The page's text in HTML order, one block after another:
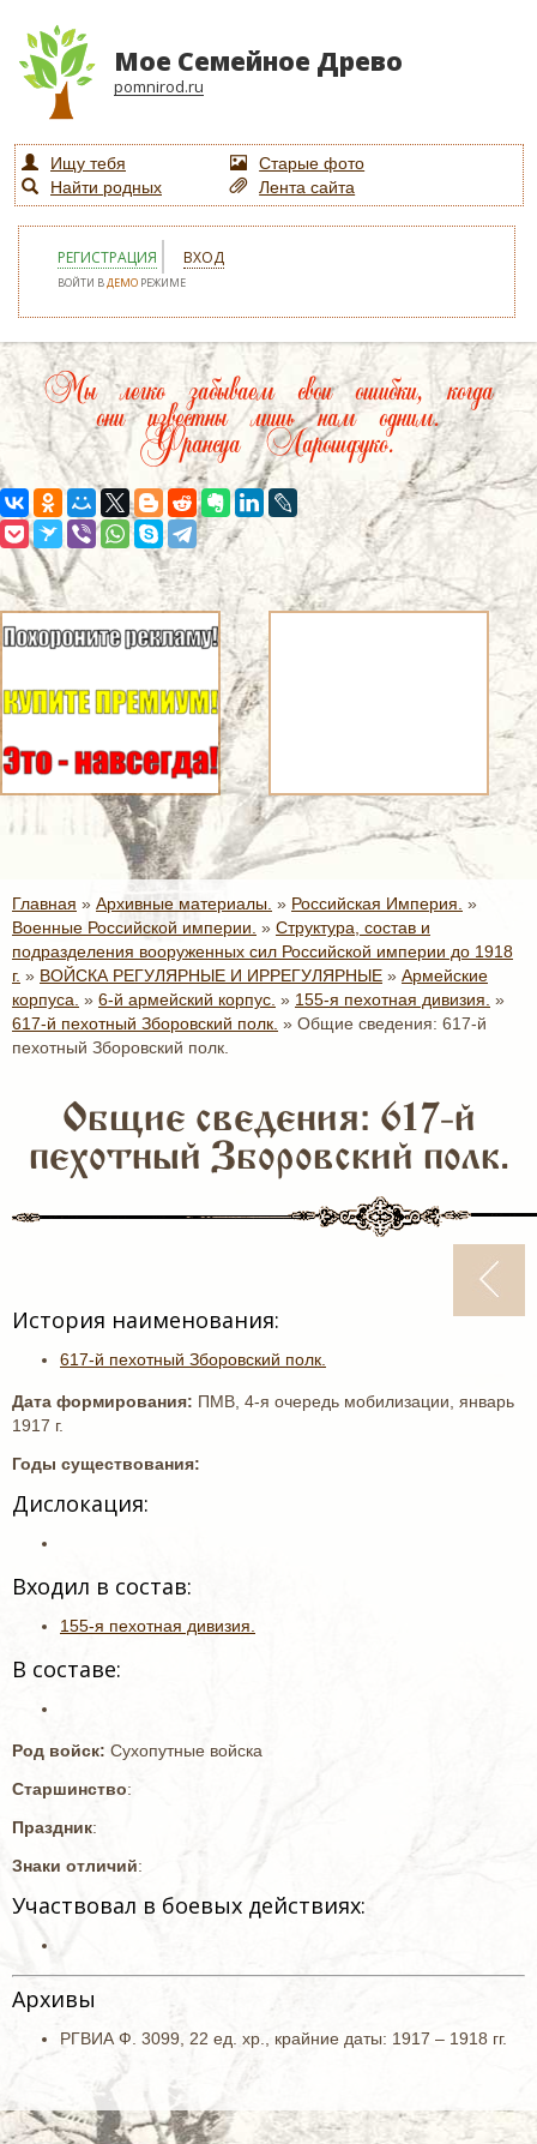
Мое Семейное Древо
pomnirod.ru
Ищу тебя
Старые фото
Найти родных
Лента сайта
РЕГИСТРАЦИЯ ВХОД
ВОЙТИ ВДЕМО РЕЖИМЕ
Мы легко забываем свои ошибки, когда
они известны лишь нам одним.
Франсуа Ларошфуко.
Главная » Архивные материалы. » Российская Империя. »
Военные Российской империи. » Структура, состав и
подразделения вооруженных сил Российской империи до 1918
г. » ВОЙСКА РЕГУЛЯРНЫЕ И ИРРЕГУЛЯРНЫЕ » Армейские
корпуса. » 6-й армейский корпус. » 155-я пехотная дивизия. »
617-й пехотный Зборовский полк. » Общие сведения: 617-й
пехотный Зборовский полк.
Общие сведения: 617-й
пехотный Зборовский полк.
История наименования:
617-й пехотный Зборовский полк.
Дата формирования: ПМВ, 4-я очередь мобилизации, январь
1917 г.
Годы существования:
Дислокация:
Входил в состав:
155-я пехотная дивизия.
В составе:
Род войск: Сухопутные войска
Старшинство:
Праздник:
Знаки отличий:
Участвовал в боевых действиях:
Архивы
РГВИА Ф. 3099, 22 ед. хр., крайние даты: 1917 – 1918 гг.